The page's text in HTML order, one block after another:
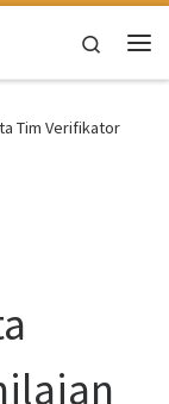
Search
Tim Verifikator